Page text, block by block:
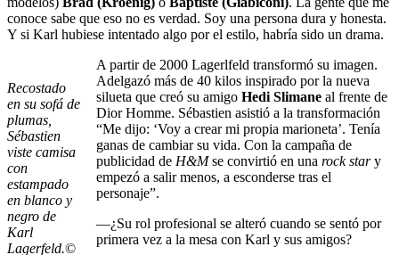
conoce sabe que eso no es verdad. Soy una persona dura y honesta.
Y si Karl hubiese intentado algo por el estilo, habría sido un drama.
Recostado
en su sofá de
plumas,
Sébastien
viste camisa
con
estampado
en blanco y
negro de
Karl
Lagerfeld.©
A partir de 2000 Lagerlfeld transformó su imagen.
Adelgazó más de 40 kilos inspirado por la nueva
silueta que creó su amigo Hedi Slimane al frente de
Dior Homme. Sébastien asistió a la transformación
“Me dijo: ‘Voy a crear mi propia marioneta’. Tenía
ganas de cambiar su vida. Con la campaña de
publicidad de H&Mse convirtió en una rock stary
empezó a salir menos, a esconderse tras el
personaje”.
—¿Su rol profesional se alteró cuando se sentó por
primera vez a la mesa con Karl y sus amigos?